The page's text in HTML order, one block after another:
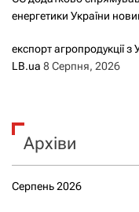
енергетики України
експорт агропродукції
LB.ua 8 Серпня, 2026
Архіви
Серпень 2026